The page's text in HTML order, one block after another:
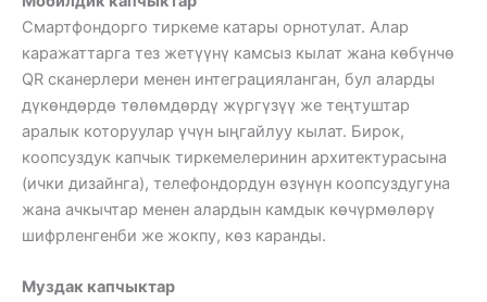
Смартфондорго тиркеме катары орнотулат. Алар
каражаттарга тез жетүүнү камсыз кылат жана көбүнчө
QR сканерлери менен интеграцияланган, бул аларды
дүкөндөрдө төлөмдөрдү жүргүзүү же теңтуштар
аралык которуулар үчүн ыңгайлуу кылат. Бирок,
коопсуздук капчык тиркемелеринин архитектурасына
(ички дизайнга), телефондордун өзүнүн коопсуздугуна
жана ачкычтар менен алардын камдык көчүрмөлөрү
шифрленгенби же жокпу, көз каранды.
Муздак капчыктар